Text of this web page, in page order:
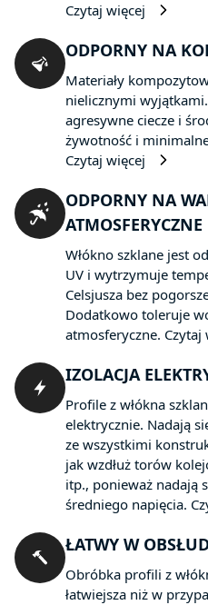
Czytaj więcej
ODPORNY NA
Materiały
nielicznymi
agresywne ciecze i
żywotność i
Czytaj więcej
ODPORNY NA
ATMOSFERYCZNE
Włókno szklane jest
UV i wytrzymuje
Celsjusza bez
Dodatkowo toleruje
atmosferyczne. Czytaj
IZOLACJA
Profile z włókna
elektrycznie. Nadają
ze wszystkimi
jak wzdłuż torów
itp., ponieważ nadają
średniego napięcia.
ŁATWY W
Obróbka profili z
łatwiejsza niż w